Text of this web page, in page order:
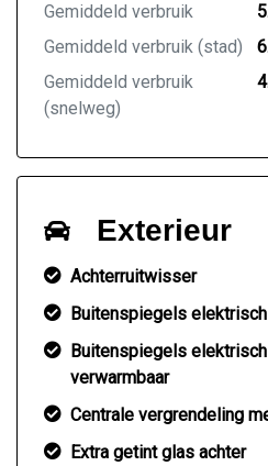
Gemiddeld verbruik
Gemiddeld verbruik (stad)
Gemiddeld verbruik
(snelweg)
Exterieur
Achterruitwisser
Buitenspiegels
Buitenspiegels
verwarmbaar
Centrale vergrendeling
Extra getint glas achter